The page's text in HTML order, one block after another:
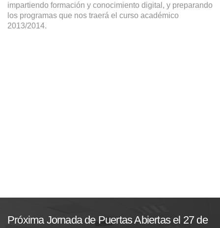
impartiendo formación y conocimiento digital, y preparando
los programas que nos traerá el curso académico
2013/2014.
Próxima Jornada de Puertas Abiertas el 27 de